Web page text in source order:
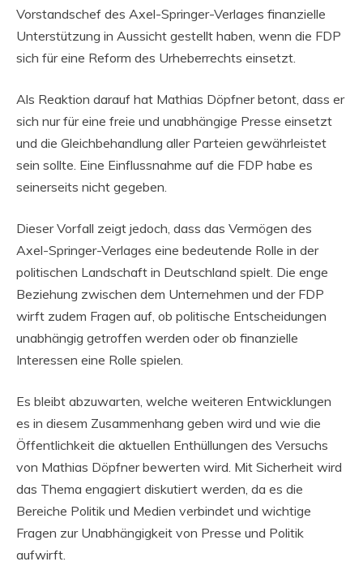
Vorstandschef des Axel-Springer-Verlages finanzielle
Unterstützung in Aussicht gestellt haben, wenn die FDP
sich für eine Reform des Urheberrechts einsetzt.
Als Reaktion darauf hat Mathias Döpfner betont, dass er
sich nur für eine freie und unabhängige Presse einsetzt
und die Gleichbehandlung aller Parteien gewährleistet
sein sollte. Eine Einflussnahme auf die FDP habe es
seinerseits nicht gegeben.
Dieser Vorfall zeigt jedoch, dass das Vermögen des
Axel-Springer-Verlages eine bedeutende Rolle in der
politischen Landschaft in Deutschland spielt. Die enge
Beziehung zwischen dem Unternehmen und der FDP
wirft zudem Fragen auf, ob politische Entscheidungen
unabhängig getroffen werden oder ob finanzielle
Interessen eine Rolle spielen.
Es bleibt abzuwarten, welche weiteren Entwicklungen
es in diesem Zusammenhang geben wird und wie die
Öffentlichkeit die aktuellen Enthüllungen des Versuchs
von Mathias Döpfner bewerten wird. Mit Sicherheit wird
das Thema engagiert diskutiert werden, da es die
Bereiche Politik und Medien verbindet und wichtige
Fragen zur Unabhängigkeit von Presse und Politik
aufwirft.